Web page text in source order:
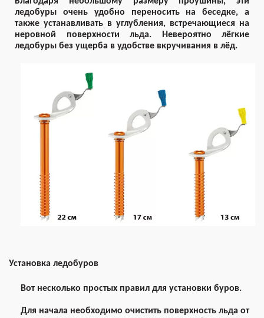
ледобуры очень удобно переносить на беседке, а
также устанавливать в углубления, встречающиеся на
неровной поверхности льда. Невероятно лёгкие
ледобуры без ущерба в удобстве вкручивания в лёд.
Установка ледобуров
Вот несколько простых правил для установки буров.
Для начала необходимо очистить поверхность льда от